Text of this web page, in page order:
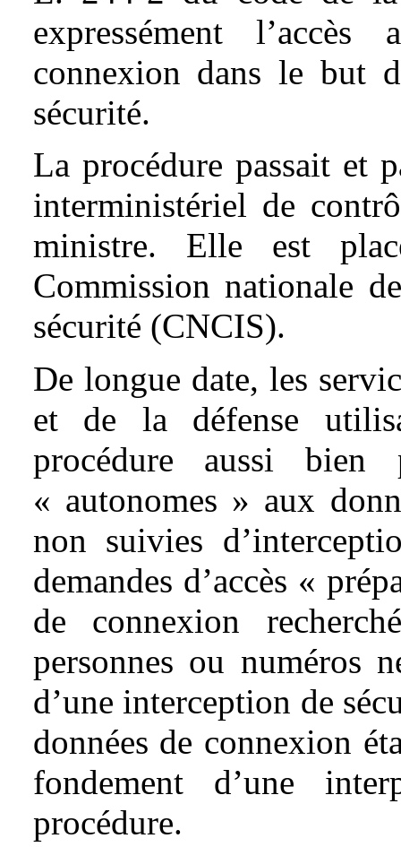
expressément
connexion dans le but
sécurité.
La procédure passait et
interministériel de
ministre. Elle est
Commission nationale
sécurité (CNCIS).
De longue date, les
et de la défense
procédure aussi bien
« autonomes » aux
non suivies
demandes d’accès «
de connexion
personnes ou numéros
d’une interception de
données de connexion
fondement d’une
procédure.